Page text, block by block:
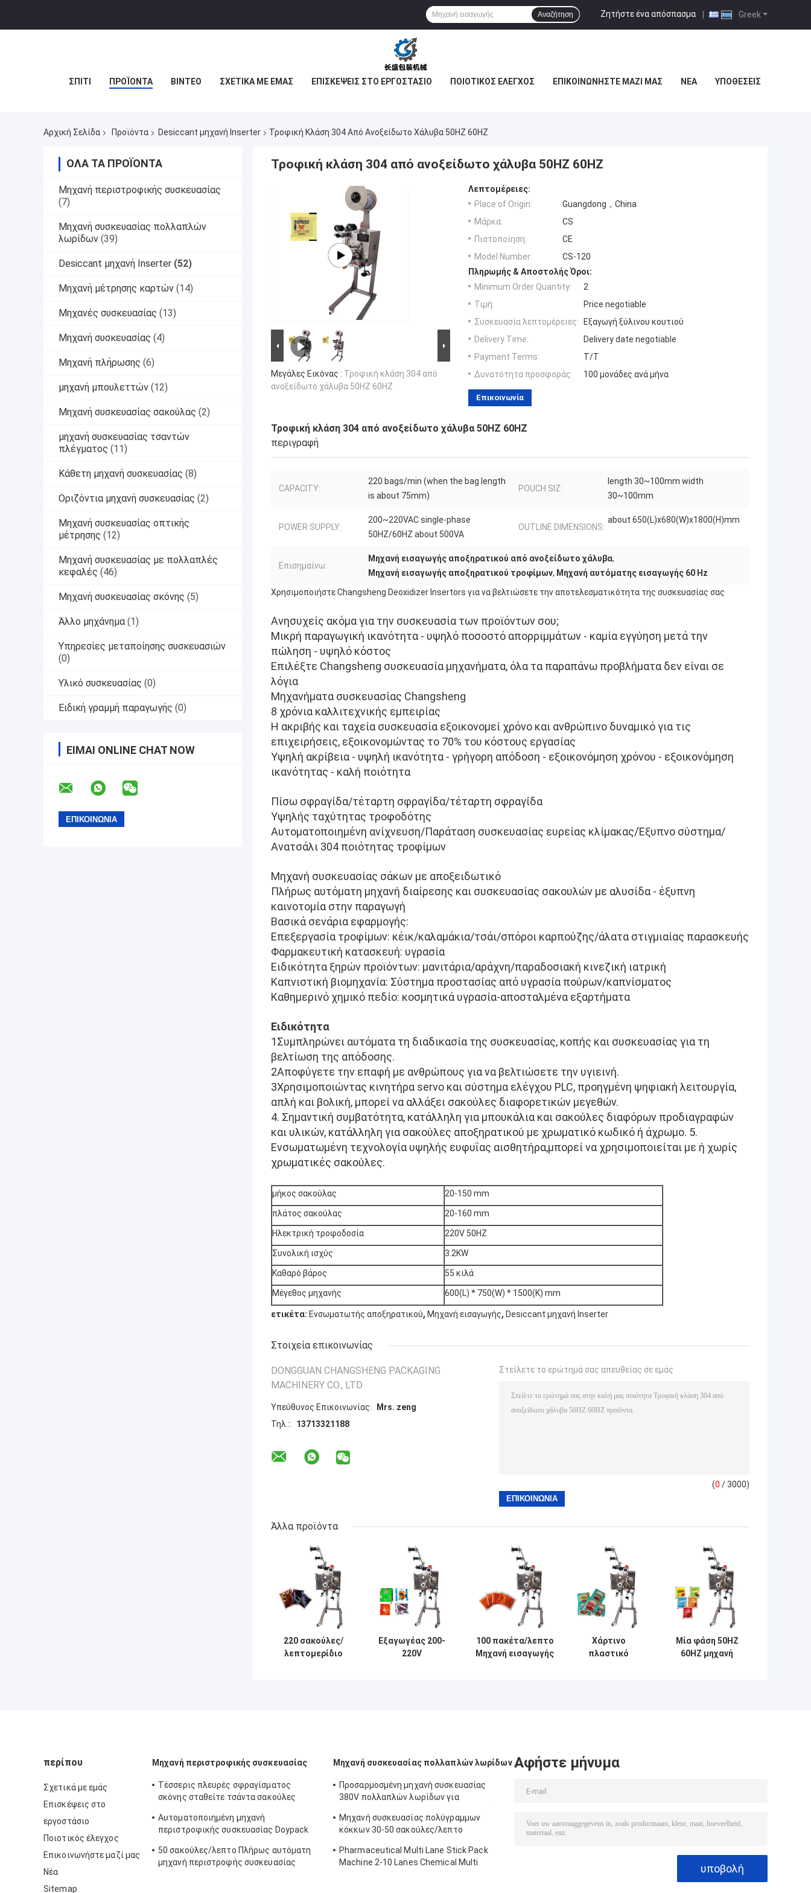
Greek
Ζητήστε ένα απόσπασμα |
Αναζήτηση
ΣΠΊΤΙ ΠΡΟΪΌΝΤΑ ΒΊΝΤΕΟ ΣΧΕΤΙΚΆ ΜΕ ΕΜΆΣ ΕΠΙΣΚΈΨΕΙΣ ΣΤΟ ΕΡΓΟΣΤΆΣΙΟ ΠΟΙΟΤΙΚΌΣ ΈΛΕΓΧΟΣ ΕΠΙΚΟΙΝΩΝΉΣΤΕ ΜΑΖΊ ΜΑΣ ΝΈΑ ΥΠΟΘΈΣΕΙΣ
Αρχική Σελίδα Προϊόντα Desiccant μηχανή Inserter Τροφική Κλάση 304 Από Ανοξείδωτο Χάλυβα 50HZ 60HZ
ΌΛΑ ΤΑ ΠΡΟΪΌΝΤΑ
Μηχανή περιστροφικής συσκευασίας
(7)
Μηχανή συσκευασίας πολλαπλών
λωρίδων (39)
Desiccant μηχανή Inserter (52)
Μηχανή μέτρησης καρτών (14)
Μηχανές συσκευασίας (13)
Μηχανή συσκευασίας (4)
Μηχανή πλήρωσης (6)
μηχανή μπουλεττών (12)
Μηχανή συσκευασίας σακούλας (2)
μηχανή συσκευασίας τσαντών
πλέγματος (11)
Κάθετη μηχανή συσκευασίας (8)
Οριζόντια μηχανή συσκευασίας (2)
Μηχανή συσκευασίας οπτικής
μέτρησης (12)
Μηχανή συσκευασίας με πολλαπλές
κεφαλές (46)
Μηχανή συσκευασίας σκόνης (5)
Άλλο μηχάνημα (1)
Υπηρεσίες μεταποίησης συσκευασιών
(0)
Υλικό συσκευασίας (0)
Ειδική γραμμή παραγωγής (0)
ΕΊΜΑΙ ONLINE CHAT NOW
Τροφική κλάση 304 από ανοξείδωτο χάλυβα 50HZ 60HZ
Μεγάλες Εικόνας : Τροφική κλάση 304 από
ανοξείδωτο χάλυβα 50HZ 60HZ
Λεπτομέρειες:
Place of Origin:
Guangdong，China
Μάρκα:
CS
Πιστοποίηση:
CE
Model Number:
CS-120
Πληρωμής & Αποστολής Όροι:
Minimum Order Quantity:
2
Τιμή:
Price negotiable
Συσκευασία λεπτομέρειες:
Εξαγωγή ξύλινου κουτιού
Delivery Time:
Delivery date negotiable
Payment Terms:
T/T
Δυνατότητα προσφοράς:
100 μονάδες ανά μήνα
Επικοινωνία
Τροφική κλάση 304 από ανοξείδωτο χάλυβα 50HZ 60HZ
περιγραφή
CAPACITY:
220 bags/min (when the bag length
is about 75mm)
POUCH SIZ:
length 30~100mm width
30~100mm
POWER SUPPLY:
200~220VAC single-phase
50HZ/60HZ about 500VA
OUTLINE DIMENSIONS:
about 650(L)x680(W)x1800(H)mm
Επισημαίνω:
Μηχανή εισαγωγής αποξηρατικού από ανοξείδωτο χάλυβα,
Μηχανή εισαγωγής αποξηρατικού τροφίμων, Μηχανή αυτόματης εισαγωγής 60 Hz
Χρησιμοποιήστε Changsheng Deoxidizer Insertors για να βελτιώσετε την αποτελεσματικότητα της συσκευασίας σας
Ανησυχείς ακόμα για την συσκευασία των προϊόντων σου;
Μικρή παραγωγική ικανότητα - υψηλό ποσοστό απορριμμάτων - καμία εγγύηση μετά την
πώληση - υψηλό κόστος
Επιλέξτε Changsheng συσκευασία μηχανήματα, όλα τα παραπάνω προβλήματα δεν είναι σε
λόγια
Μηχανήματα συσκευασίας Changsheng
8 χρόνια καλλιτεχνικής εμπειρίας
Η ακριβής και ταχεία συσκευασία εξοικονομεί χρόνο και ανθρώπινο δυναμικό για τις
επιχειρήσεις, εξοικονομώντας το 70% του κόστους εργασίας
Υψηλή ακρίβεια - υψηλή ικανότητα - γρήγορη απόδοση - εξοικονόμηση χρόνου - εξοικονόμηση
ικανότητας - καλή ποιότητα
Πίσω σφραγίδα/τέταρτη σφραγίδα/τέταρτη σφραγίδα
Υψηλής ταχύτητας τροφοδότης
Αυτοματοποιημένη ανίχνευση/Παράταση συσκευασίας ευρείας κλίμακας/Έξυπνο σύστημα/
Ανατσάλι 304 ποιότητας τροφίμων
Μηχανή συσκευασίας σάκων με αποξειδωτικό
Πλήρως αυτόματη μηχανή διαίρεσης και συσκευασίας σακουλών με αλυσίδα - έξυπνη
καινοτομία στην παραγωγή
Βασικά σενάρια εφαρμογής:
Επεξεργασία τροφίμων: κέικ/καλαμάκια/τσάι/σπόροι καρπούζης/άλατα στιγμιαίας παρασκευής
Φαρμακευτική κατασκευή: υγρασία
Ειδικότητα ξηρών προϊόντων: μανιτάρια/αράχνη/παραδοσιακή κινεζική ιατρική
Καπνιστική βιομηχανία: Σύστημα προστασίας από υγρασία πούρων/καπνίσματος
Καθημερινό χημικό πεδίο: κοσμητικά υγρασία-αποσταλμένα εξαρτήματα
Ειδικότητα
1Συμπληρώνει αυτόματα τη διαδικασία της συσκευασίας, κοπής και συσκευασίας για τη
βελτίωση της απόδοσης.
2Αποφύγετε την επαφή με ανθρώπους για να βελτιώσετε την υγιεινή.
3Χρησιμοποιώντας κινητήρα servo και σύστημα ελέγχου PLC, προηγμένη ψηφιακή λειτουργία,
απλή και βολική, μπορεί να αλλάξει σακούλες διαφορετικών μεγεθών.
4. Σημαντική συμβατότητα, κατάλληλη για μπουκάλια και σακούλες διαφόρων προδιαγραφών
και υλικών, κατάλληλη για σακούλες αποξηρατικού με χρωματικό κωδικό ή άχρωμο. 5.
Ενσωματωμένη τεχνολογία υψηλής ευφυΐας αισθητήρα,μπορεί να χρησιμοποιείται με ή χωρίς
χρωματικές σακούλες.
μήκος σακούλας 20-150 mm
πλάτος σακούλας 20-160 mm
Ηλεκτρική τροφοδοσία 220V 50HZ
Συνολική ισχύς 3.2KW
Καθαρό βάρος 55 κιλά
Μέγεθος μηχανής 600(L) * 750(W) * 1500(K) mm
ετικέτα: Ενσωματωτής αποξηρατικού, Μηχανή εισαγωγής, Desiccant μηχανή Inserter
Στοιχεία επικοινωνίας
DONGGUAN CHANGSHENG PACKAGING
MACHINERY CO., LTD
Υπεύθυνος Επικοινωνίας:
Mrs. zeng
Τηλ.::
13713321188
Στείλετε το ερώτημά σας απευθείας σε εμάς
(0 / 3000)
Άλλα προϊόντα
220 σακούλες/
λεπτομερίδιο
Εξαγωγέας 200-
220V
100 πακέτα/λεπτο
Μηχανή εισαγωγής
Χάρτινο
πλαστικό
Μία φάση 50HZ
60HZ μηχανή
περίπου
Σχετικά με εμάς
Επισκέψεις στο
εργοστάσιο
Ποιοτικός έλεγχος
Επικοινωνήστε μαζί μας
Νέα
Sitemap
Μηχανή περιστροφικής συσκευασίας
Τέσσερις πλευρές σφραγίσματος
σκόνης σταθείτε τσάντα σακούλες
Αυτοματοποιημένη μηχανή
περιστροφικής συσκευασίας Doypack
50 σακούλες/λεπτο Πλήρως αυτόματη
μηχανή περιστροφής συσκευασίας
Μηχανή συσκευασίας πολλαπλών λωρίδων
Προσαρμοσμένη μηχανή συσκευασίας
380V πολλαπλών λωρίδων για
Μηχανή συσκευασίας πολύγραμμων
κόκκων 30-50 σακούλες/λεπτο
Pharmaceutical Multi Lane Stick Pack
Machine 2-10 Lanes Chemical Multi
Αφήστε μήνυμα